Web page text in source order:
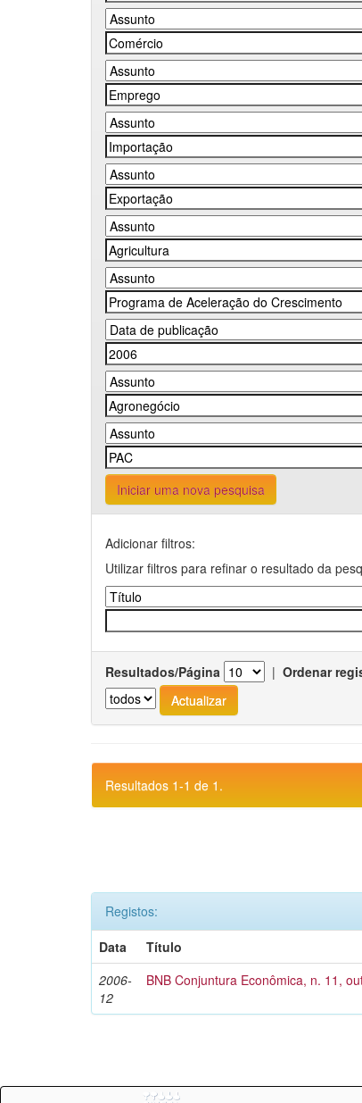
Iniciar uma nova pesquisa
Adicionar filtros:
Utilizar filtros para refinar o resultado da
Resultados/Página | Ordenar
Resultados 1-1 de 1.
Registos:
Data
Título
2006-
12
BNB Conjuntura Econômica, n. 11,